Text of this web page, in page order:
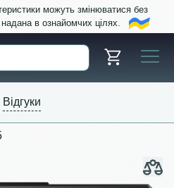
можуть змінюватися без
в ознайомчих цілях.
Відгуки